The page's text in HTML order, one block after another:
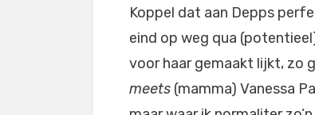
Koppel dat aan Depps
eind op weg qua
voor haar gemaakt lijkt, zo
meets (mamma) Vanessa